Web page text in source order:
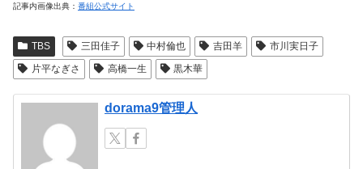
記事内画像出典： 番組公式サイト
TBS 三田佳子 中村倫也 吉田羊
市川実日子
片平なぎさ
高橋一生 黒木華
dorama9管理人